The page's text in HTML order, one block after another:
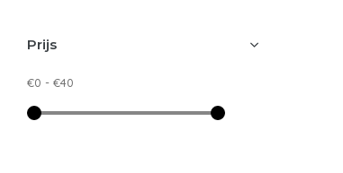
Prijs
€0 - €40